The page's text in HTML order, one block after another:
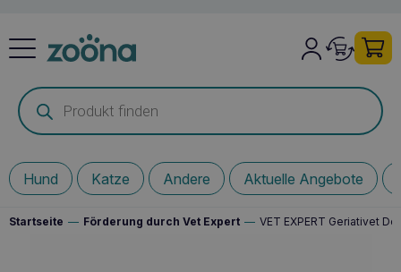
Products
search
Hund Katze Andere Aktuelle Angebote
Startseite — Förderung durch Vet Expert — VET EXPERT Geriativet